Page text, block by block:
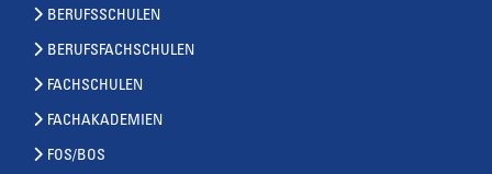
BERUFSSCHULEN
BERUFSFACHSCHULEN
FACHSCHULEN
FACHAKADEMIEN
FOS/BOS